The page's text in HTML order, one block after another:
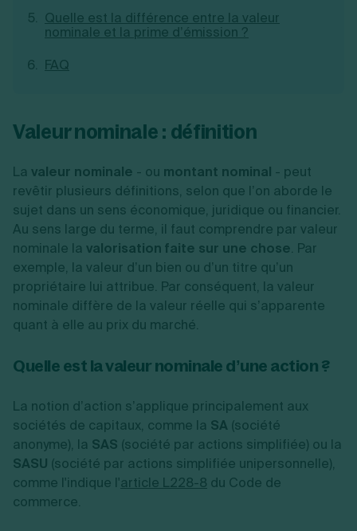
Fermeture d’une entreprise
Quelle est la différence entre la valeur
nominale et la prime d’émission ?
FAQ
Valeur nominale : définition
La valeur nominale - ou montant nominal - peut
revêtir plusieurs définitions, selon que l’on aborde le
sujet dans un sens économique, juridique ou financier.
Au sens large du terme, il faut comprendre par valeur
nominale la valorisation faite sur une chose. Par
exemple, la valeur d’un bien ou d’un titre qu’un
propriétaire lui attribue. Par conséquent, la valeur
nominale diffère de la valeur réelle qui s’apparente
quant à elle au prix du marché.
Quelle est la valeur nominale d’une action ?
La notion d’action s’applique principalement aux
sociétés de capitaux, comme la SA (société
anonyme), la SAS (société par actions simplifiée) ou la
SASU (société par actions simplifiée unipersonnelle),
comme l'indique l'article L228-8 du Code de
commerce.